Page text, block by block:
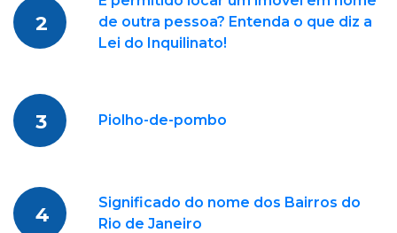
2
de outra pessoa? Entenda o que diz a
Lei do Inquilinato!
3 Piolho-de-pombo
4
Significado do nome dos Bairros do
Rio de Janeiro